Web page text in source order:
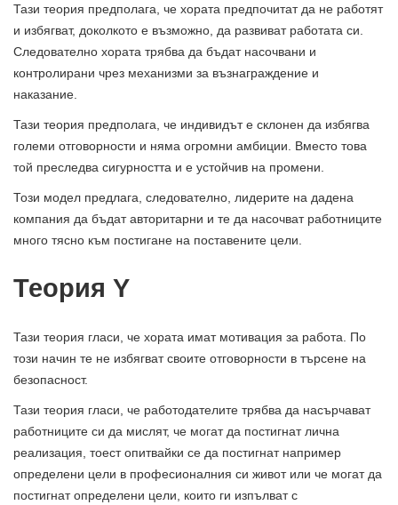
Тази теория предполага, че хората предпочитат да не работят
и избягват, доколкото е възможно, да развиват работата си.
Следователно хората трябва да бъдат насочвани и
контролирани чрез механизми за възнаграждение и
наказание.
Тази теория предполага, че индивидът е склонен да избягва
големи отговорности и няма огромни амбиции. Вместо това
той преследва сигурността и е устойчив на промени.
Този модел предлага, следователно, лидерите на дадена
компания да бъдат авторитарни и те да насочват работниците
много тясно към постигане на поставените цели.
Теория Y
Тази теория гласи, че хората имат мотивация за работа. По
този начин те не избягват своите отговорности в търсене на
безопасност.
Тази теория гласи, че работодателите трябва да насърчават
работниците си да мислят, че могат да постигнат лична
реализация, тоест опитвайки се да постигнат например
определени цели в професионалния си живот или че могат да
постигнат определени цели, които ги изпълват с